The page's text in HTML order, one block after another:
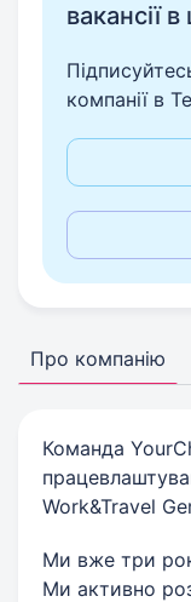
вакансії
компанії в
Про компанію
Команда
Work&Travel
Ми вже три
Ми активно